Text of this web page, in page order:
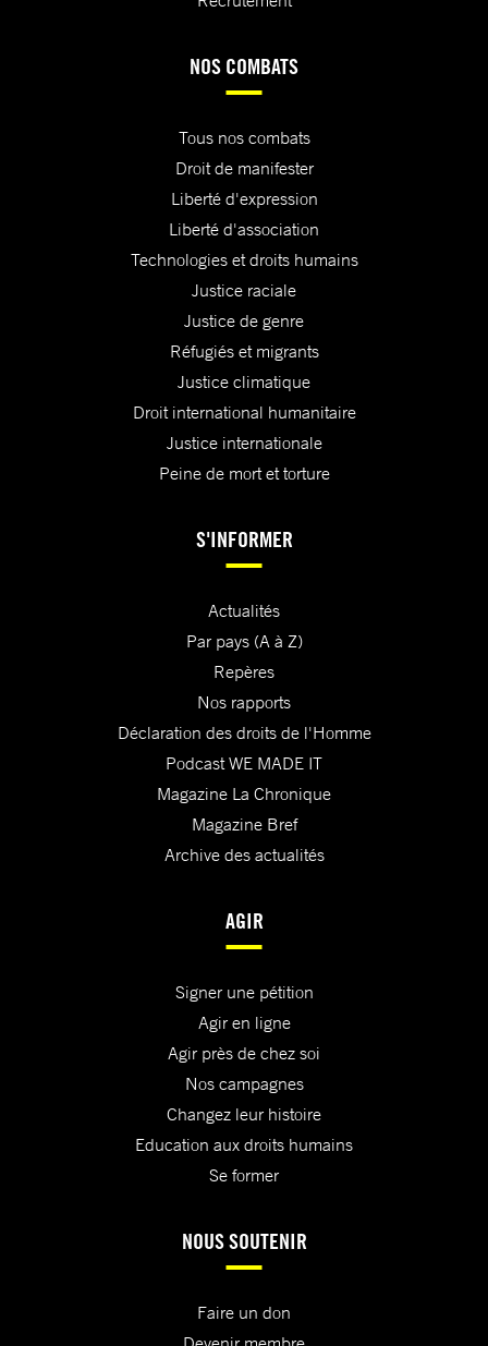
NOS COMBATS
Tous nos combats
Droit de manifester
Liberté d'expression
Liberté d'association
Technologies et droits humains
Justice raciale
Justice de genre
Réfugiés et migrants
Justice climatique
Droit international humanitaire
Justice internationale
Peine de mort et torture
S'INFORMER
Actualités
Par pays (A à Z)
Repères
Nos rapports
Déclaration des droits de l'Homme
Podcast WE MADE IT
Magazine La Chronique
Magazine Bref
Archive des actualités
AGIR
Signer une pétition
Agir en ligne
Agir près de chez soi
Nos campagnes
Changez leur histoire
Education aux droits humains
Se former
NOUS SOUTENIR
Faire un don